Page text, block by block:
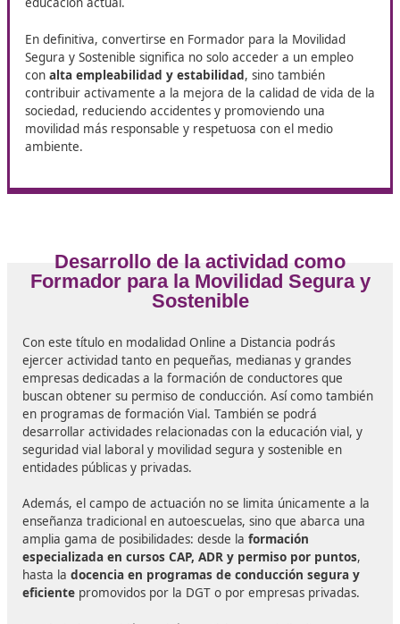
Nuestraformación
amplias oportunidades profesionales
, en el que la
responsabilidad y el compromiso con la seguridad
papel fundamental. Con este acto de graduación da
una nueva trayectoria: Toda vuestra carrera profesional
de ahora, los conocimientos adquiridos, las experiencias
compartidas y las competencias desarrolladas se
Sostenible.Porque vuestra graduación no es la meta
inicio de vuestra gran carrera como profesionalesen
Enhorabuenapor todo loconseguidoymucho éxito
etapa!
Graduación FP 2026: El Inicio de tu Carrera Profesional
docencia
Trabajar comoFormadorpara la
Movilidad Segura y Sostenible
Este título está vigente por real decreto desde